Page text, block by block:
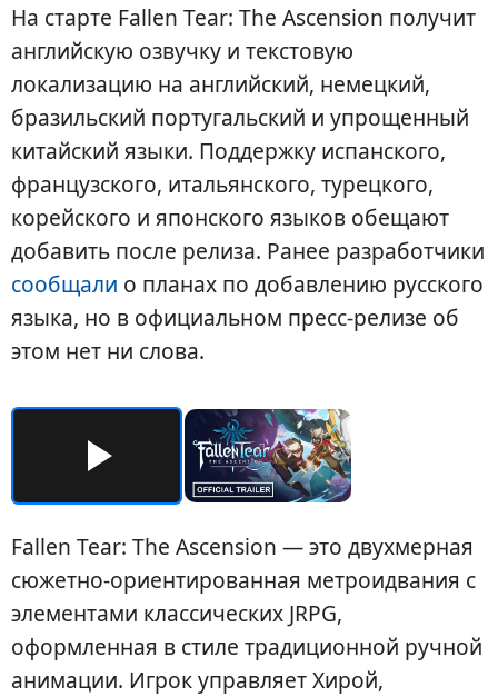
На старте Fallen Tear: The Ascension получит
английскую озвучку и текстовую
локализацию на английский, немецкий,
бразильский португальский и упрощенный
китайский языки. Поддержку испанского,
французского, итальянского, турецкого,
корейского и японского языков обещают
добавить после релиза. Ранее разработчики
сообщали о планах по добавлению русского
языка, но в официальном пресс-релизе об
этом нет ни слова.
Fallen Tear: The Ascension — это двухмерная
сюжетно-ориентированная метроидвания с
элементами классических JRPG,
оформленная в стиле традиционной ручной
анимации. Игрок управляет Хирой,